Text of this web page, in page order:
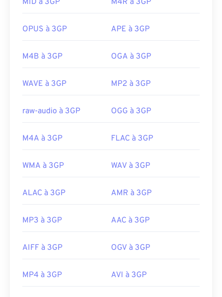
tiers gratuits qui offrent cette prise en charge,
le fichier au format MP4.
Développé par :
3rd Generation Partnership
Sortie initiale : 1997
https://en.wikipedia.org/wiki/3GP_and_3G2
MID à 3GP M4R à 3GP
OPUS à 3GP APE à 3GP
M4B à 3GP OGA à 3GP
WAVE à 3GP MP2 à 3GP
raw-audio à 3GP OGG à 3GP
M4A à 3GP FLAC à 3GP
WMA à 3GP WAV à 3GP
ALAC à 3GP AMR à 3GP
MP3 à 3GP AAC à 3GP
AIFF à 3GP OGV à 3GP
MP4 à 3GP AVI à 3GP